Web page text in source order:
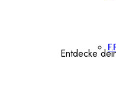
Entdecke